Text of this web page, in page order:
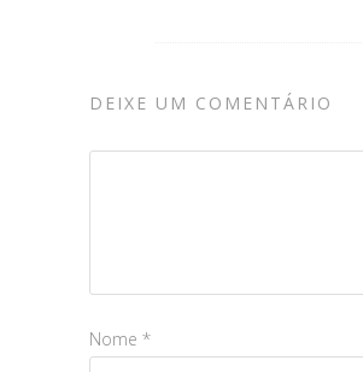
DEIXE UM COMENTÁRIO
Nome *